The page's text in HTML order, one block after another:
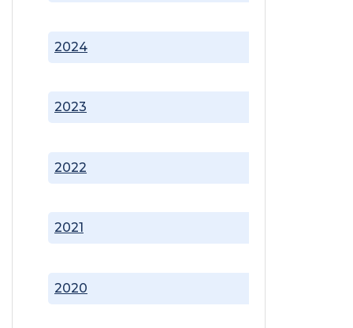
2020
2021
2022
2023
2024